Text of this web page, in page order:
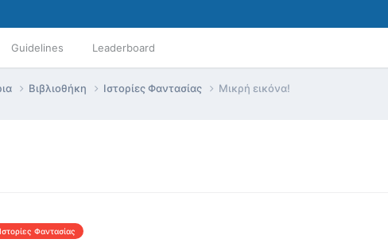
Guidelines Leaderboard
Βιβλιοθήκη Ιστορίες Φαντασίας Μικρή εικόνα!
Ιστορίες Φαντασίας